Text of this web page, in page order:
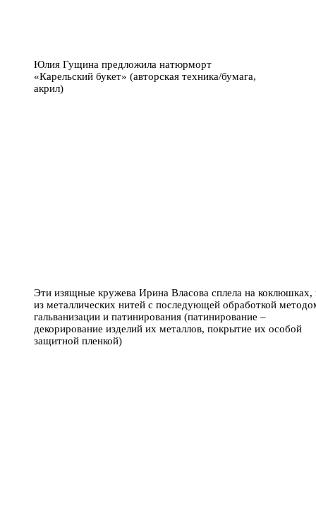
Юлия Гущина предложила натюрморт
«Карельский букет» (авторская техника/бумага,
акрил)
Эти изящные кружева Ирина Власова сплела на коклюшках,
из металлических нитей с последующей обработкой
гальванизации и патинирования (патинирование –
декорирование изделий их металлов, покрытие их особой
защитной пленкой)